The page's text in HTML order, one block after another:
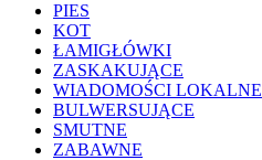
PIES
KOT
ŁAMIGŁÓWKI
ZASKAKUJĄCE
WIADOMOŚCI LOKALNE
BULWERSUJĄCE
SMUTNE
ZABAWNE